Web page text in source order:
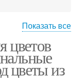
из цемента
Показать все
цветов
цветы из